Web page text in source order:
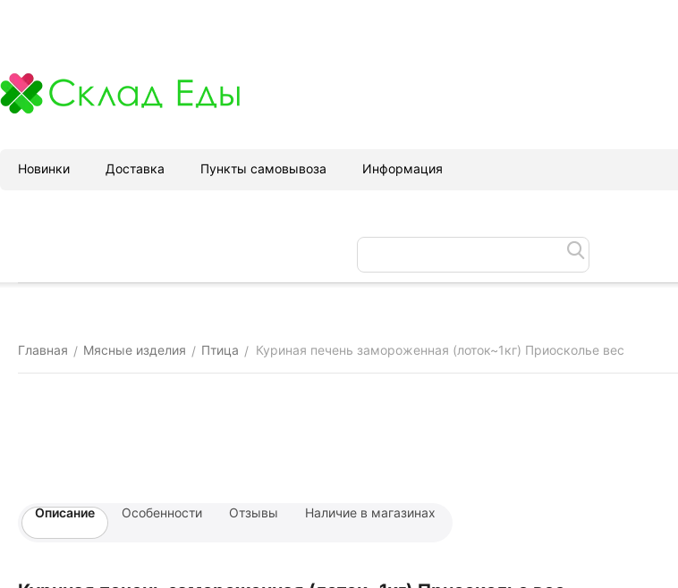
Новинки Доставка Пункты самовывоза Информация
Главная / Мясные изделия / Птица / Куриная печень замороженная (лоток~1кг) Приосколье вес
Описание Особенности Отзывы Наличие в магазинах